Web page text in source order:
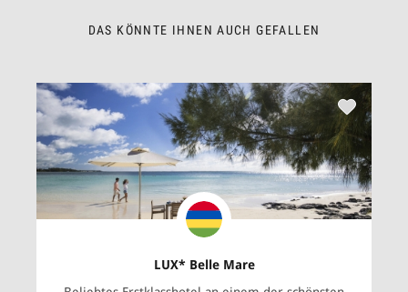
DAS KÖNNTE IHNEN AUCH GEFALLEN
LUX* Belle Mare